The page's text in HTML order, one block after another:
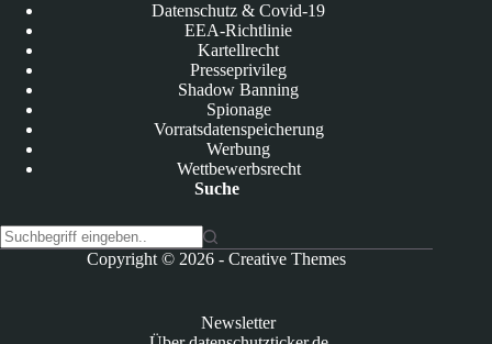
Datenschutz & Covid-19
EEA-Richtlinie
Kartellrecht
Presseprivileg
Shadow Banning
Spionage
Vorratsdatenspeicherung
Werbung
Wettbewerbsrecht
Suche
Copyright © 2026 -Creative Themes
Newsletter